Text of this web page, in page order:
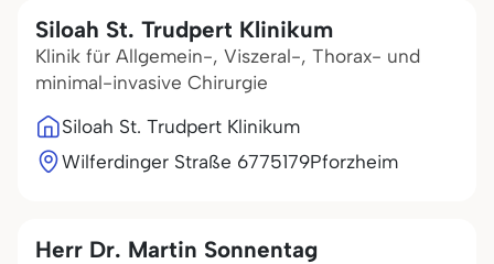
Siloah St. Trudpert Klinikum
Klinik für Allgemein-, Viszeral-, Thorax- und
minimal-invasive Chirurgie
Siloah St. Trudpert Klinikum
Wilferdinger Straße 6775179Pforzheim
Herr Dr. Martin Sonnentag